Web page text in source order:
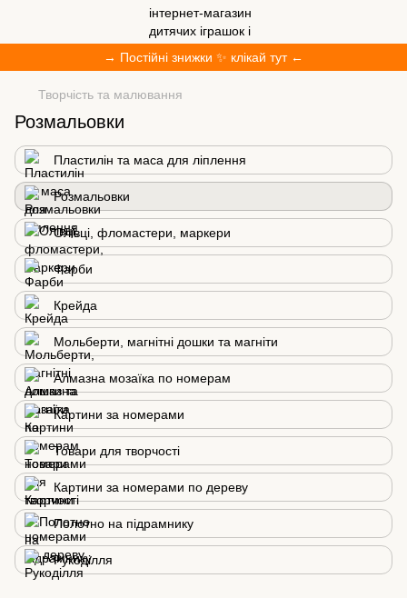
→ Постійні знижки ✨ клікай тут ←
Творчість та малювання
Розмальовки
Пластилін та маса для ліплення
Розмальовки
Олівці, фломастери, маркери
Фарби
Крейда
Мольберти, магнітні дошки та магніти
Алмазна мозаїка по номерам
Картини за номерами
Товари для творчості
Картини за номерами по дереву
Полотно на підрамнику
Рукоділля